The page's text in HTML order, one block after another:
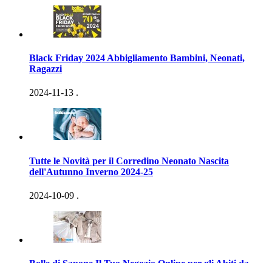
Black Friday 2024 Abbigliamento Bambini, Neonati,
Ragazzi
2024-11-13 .
Tutte le Novità per il Corredino Neonato Nascita
dell'Autunno Inverno 2024-25
2024-10-09 .